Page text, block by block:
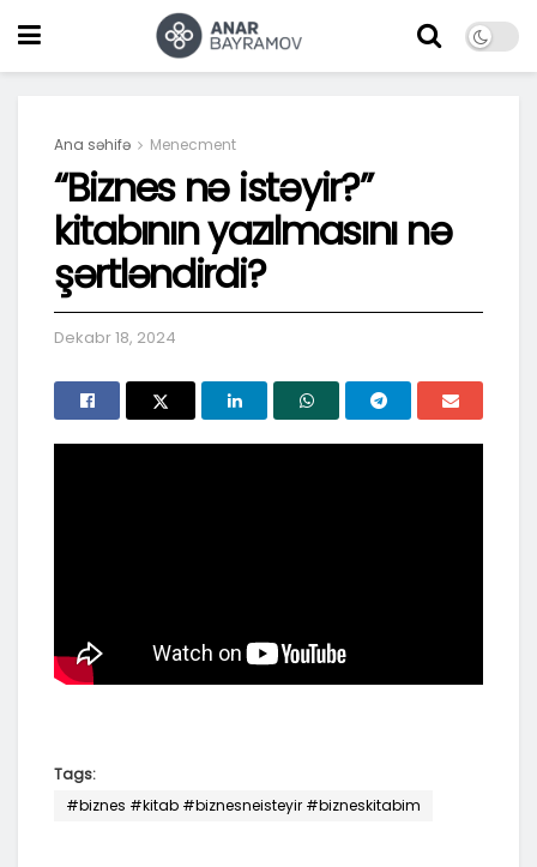
Ana səhifə Menecment
“Biznes nə istəyir?”
kitabının yazılmasını nə
şərtləndirdi?
Dekabr 18, 2024
Tags:
#biznes #kitab #biznesneisteyir #bizneskitabim